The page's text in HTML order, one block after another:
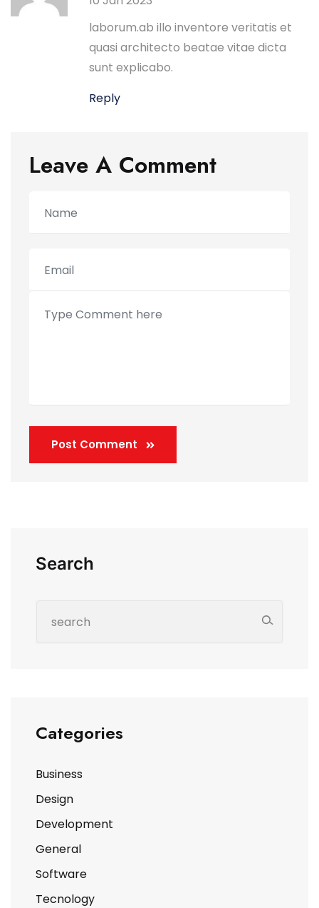
laborum.ab illo inventore veritatis et
quasi architecto beatae vitae dicta
sunt explicabo.
Reply
Leave A Comment
Post Comment
Search
Categories
Business
Design
Development
General
Software
Tecnology